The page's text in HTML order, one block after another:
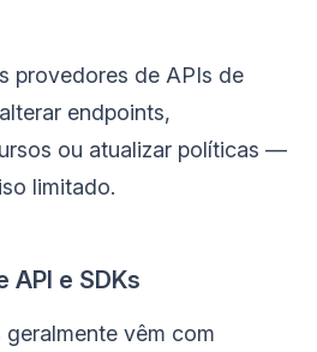
provedores de APIs de
endpoints,
ou atualizar políticas —
limitado.
API e SDKs
vêm com